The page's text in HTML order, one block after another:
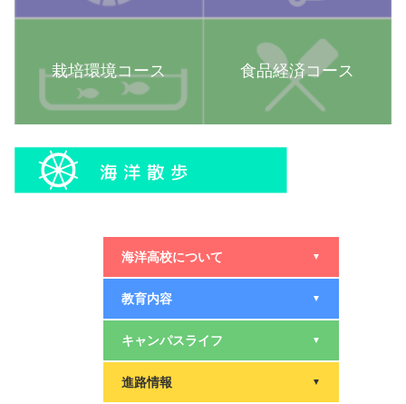
栽培環境コース 食品経済コース
海洋高校について ▼
教育内容 ▼
キャンパスライフ ▼
進路情報 ▼